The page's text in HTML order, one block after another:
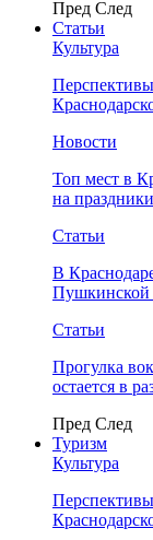
Пред След
Статьи
Культура
Перспективы
Новости
Топ мест в
на праздники
Статьи
В
Пушкинской
Статьи
Прогулка
остается в
Пред След
Туризм
Культура
Перспективы